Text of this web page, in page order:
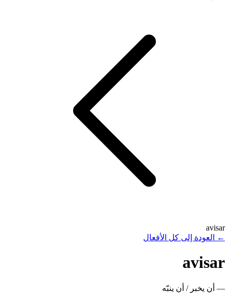
avisar
←
العودة إلى كل الأفعال
avisar
— أن يخبر / أن ينبّه